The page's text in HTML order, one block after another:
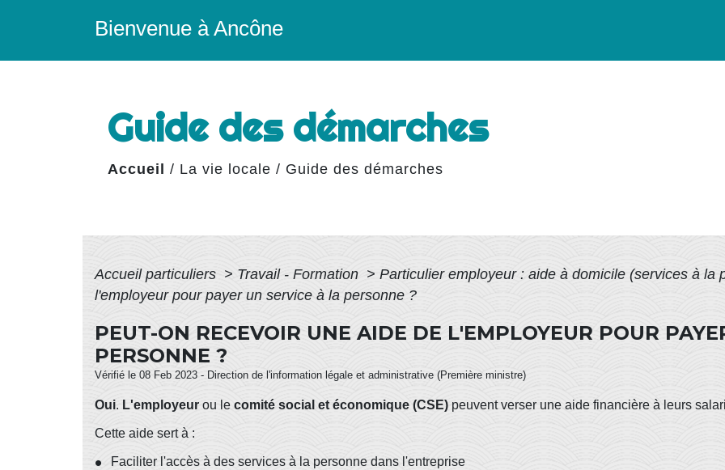
Bienvenue à Ancône
Guide des démarches
Accueil / La vie locale / Guide des démarches
Accueil particuliers > Travail - Formation > Particulier employeur : aide à domicile (services à la
l'employeur pour payer un service à la personne ?
PEUT-ON RECEVOIR UNE AIDE DE L'EMPLOYEUR POUR
PERSONNE ?
Vérifié le 08 Feb 2023 - Direction de l'information légale et administrative (Première ministre)
Oui. L'employeur ou le comité social et économique (CSE) peuvent verser une aide financière à leurs
Cette aide sert à :
Faciliter l'accès à des services à la personne dans l'entreprise